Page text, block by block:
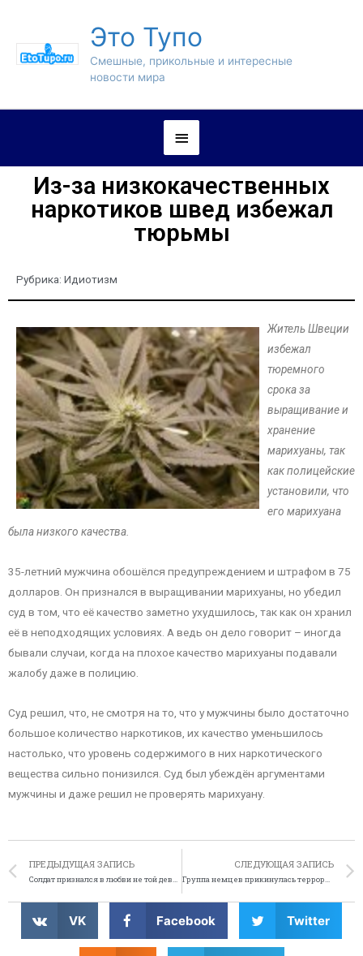
Это Тупо
Смешные, прикольные и интересные
новости мира
Из-за низкокачественных
наркотиков швед избежал
тюрьмы
Рубрика: Идиотизм
Житель Швеции
избежал
тюремного
срока за
выращивание и
хранение
марихуаны, так
как полицейские
установили, что
его марихуана
была низкого качества.
35-летний мужчина обошёлся предупреждением и штрафом в 75
долларов. Он признался в выращивании марихуаны, но убедил
суд в том, что её качество заметно ухудшилось, так как он хранил
её в неподходящих условиях. А ведь он дело говорит – иногда
бывали случаи, когда на плохое качество марихуаны подавали
жалобу даже в полицию.
Суд решил, что, не смотря на то, что у мужчины было достаточно
большое количество наркотиков, их качество уменьшилось
настолько, что уровень содержимого в них наркотического
вещества сильно понизился. Суд был убеждён аргументами
мужчины и даже решил не проверять марихуану.
ПРЕДЫДУЩАЯ ЗАПИСЬ
Солдат признался в любви не той девушке
СЛЕДУЮЩАЯ ЗАПИСЬ
Группа немцев прикинулась террористами ИГИЛа ради шутки
VK Facebook Twitter